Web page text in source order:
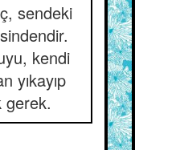
sendeki
kendi
yıkayıp
gerek.